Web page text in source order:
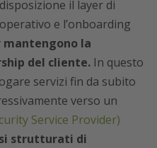
il layer di
e l’onboarding
la
del cliente. In questo
servizi fin da subito
verso un
Service Provider)
strutturati di